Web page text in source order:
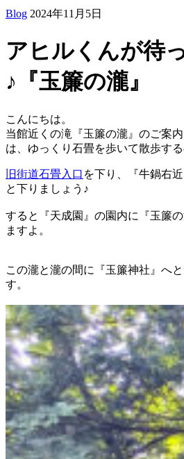
Blog 2024年11月5日
アヒルくんが待
♪『玉簾の瀧』
こんにちは。
当館近くの滝『玉簾の瀧』のご案
は、ゆっくり石畳を歩いて散歩す
旧街道石畳入口 を下り、『牛鍋右
と下りましょう♪
すると『天成園』の園内に『玉簾
ますよ。
この瀧と瀧の間に『玉簾神社』へ
す。